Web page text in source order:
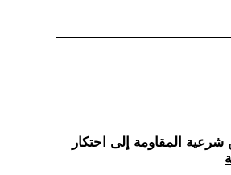
شرعية المقاومة إلى احتكار